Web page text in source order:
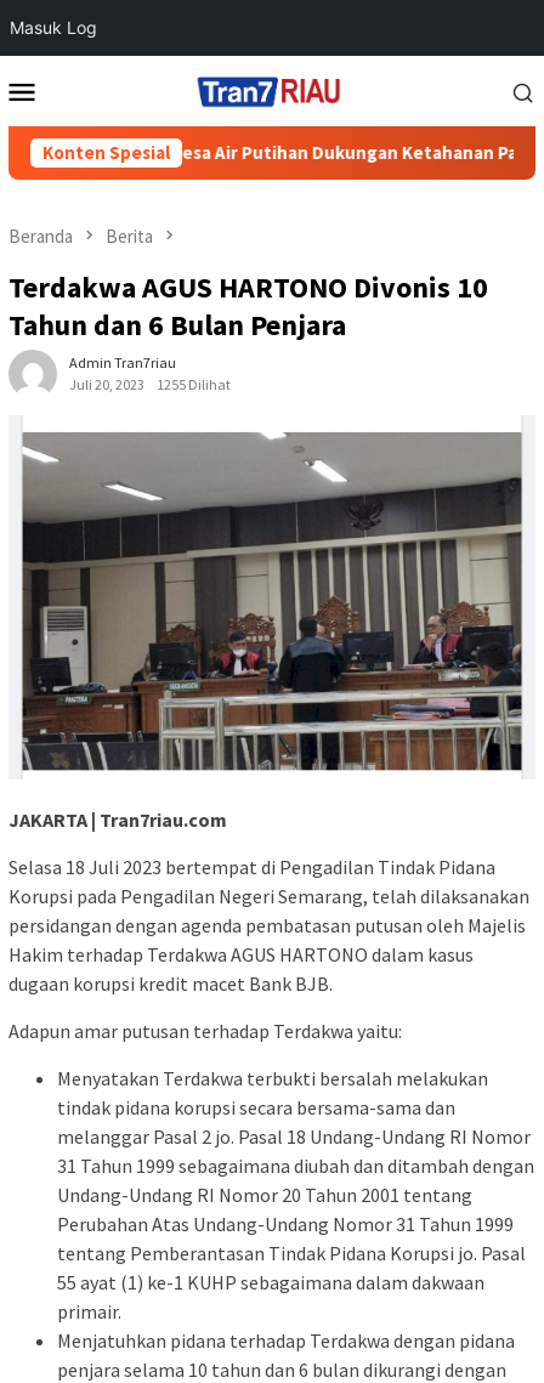
Masuk Log
ke
Mobile
Konten Spesial
di Desa Air Putihan Dukungan Ketahanan Pangan Nasional
Beranda Berita
Terdakwa AGUS HARTONO Divonis 10
Tahun dan 6 Bulan Penjara
Admin Tran7riau
Juli 20, 2023
1255 Dilihat
JAKARTA | Tran7riau.com
Selasa 18 Juli 2023 bertempat di Pengadilan Tindak Pidana
Korupsi pada Pengadilan Negeri Semarang, telah dilaksanakan
persidangan dengan agenda pembatasan putusan oleh Majelis
Hakim terhadap Terdakwa AGUS HARTONO dalam kasus
dugaan korupsi kredit macet Bank BJB.
Adapun amar putusan terhadap Terdakwa yaitu:
Menyatakan Terdakwa terbukti bersalah melakukan
tindak pidana korupsi secara bersama-sama dan
melanggar Pasal 2 jo. Pasal 18 Undang-Undang RI Nomor
31 Tahun 1999 sebagaimana diubah dan ditambah dengan
Undang-Undang RI Nomor 20 Tahun 2001 tentang
Perubahan Atas Undang-Undang Nomor 31 Tahun 1999
tentang Pemberantasan Tindak Pidana Korupsi jo. Pasal
55 ayat (1) ke-1 KUHP sebagaimana dalam dakwaan
primair.
Menjatuhkan pidana terhadap Terdakwa dengan pidana
penjara selama 10 tahun dan 6 bulan dikurangi dengan